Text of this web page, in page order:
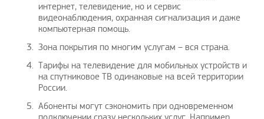
интернет, телевидение, но и сервис
видеонаблюдения, охранная сигнализация и даже
компьютерная помощь.
Зона покрытия по многим услугам – вся страна.
Тарифы на телевидение для мобильных устройств и
на спутниковое ТВ одинаковые на всей территории
России.
Абоненты могут сэкономить при одновременном